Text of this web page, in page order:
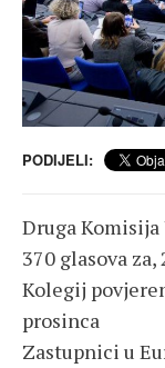
PODIJELI:
Druga Komisija
370 glasova
Kolegij
prosinca
Zastupnici u